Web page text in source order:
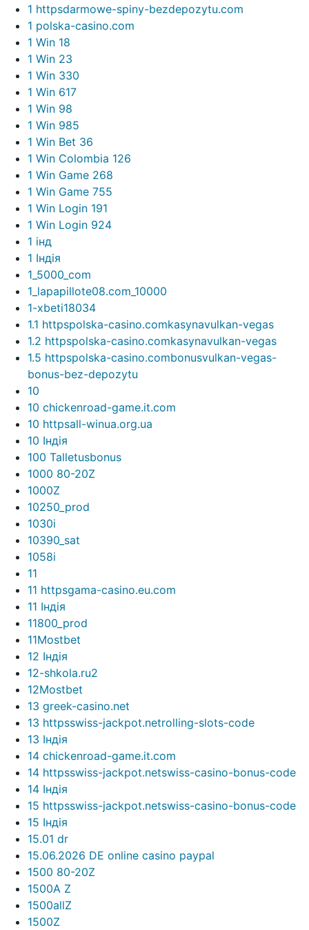
1 httpsdarmowe-spiny-bezdepozytu.com
1 polska-casino.com
1 Win 18
1 Win 23
1 Win 330
1 Win 617
1 Win 98
1 Win 985
1 Win Bet 36
1 Win Colombia 126
1 Win Game 268
1 Win Game 755
1 Win Login 191
1 Win Login 924
1 інд
1 Індія
1_5000_com
1_lapapillote08.com_10000
1-xbeti18034
1.1 httpspolska-casino.comkasynavulkan-vegas
1.2 httpspolska-casino.comkasynavulkan-vegas
1.5 httpspolska-casino.combonusvulkan-vegas-
bonus-bez-depozytu
10
10 chickenroad-game.it.com
10 httpsall-winua.org.ua
10 Індія
100 Talletusbonus
1000 80-20Z
1000Z
10250_prod
1030i
10390_sat
1058i
11
11 httpsgama-casino.eu.com
11 Індія
11800_prod
11Mostbet
12 Індія
12-shkola.ru2
12Mostbet
13 greek-casino.net
13 httpsswiss-jackpot.netrolling-slots-code
13 Індія
14 chickenroad-game.it.com
14 httpsswiss-jackpot.netswiss-casino-bonus-code
14 Індія
15 httpsswiss-jackpot.netswiss-casino-bonus-code
15 Індія
15.01 dr
15.06.2026 DE online casino paypal
1500 80-20Z
1500A Z
1500allZ
1500Z